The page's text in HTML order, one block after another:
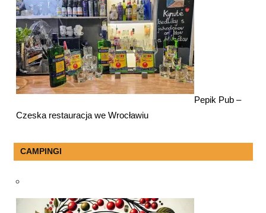
Pepik Pub –
Czeska restauracja we Wrocławiu
CAMPINGI